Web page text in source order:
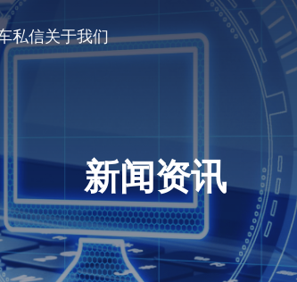
私信关于我们
新闻资讯